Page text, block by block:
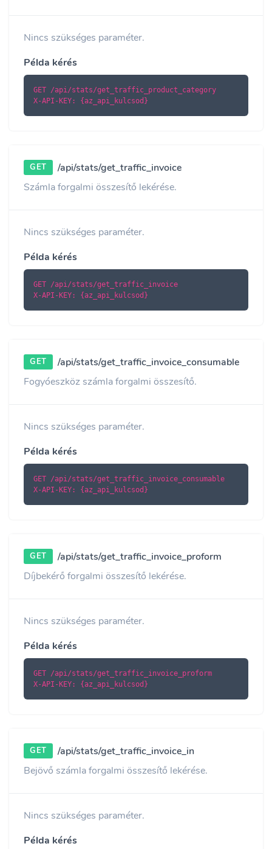
Nincs szükséges paraméter.
Példa kérés
GET /api/stats/get_traffic_product_category
X-API-KEY: {az_api_kulcsod}
GET
/api/stats/get_traffic_invoice
Számla forgalmi összesítő lekérése.
Nincs szükséges paraméter.
Példa kérés
GET /api/stats/get_traffic_invoice
X-API-KEY: {az_api_kulcsod}
GET
/api/stats/get_traffic_invoice_consumable
Fogyóeszköz számla forgalmi összesítő.
Nincs szükséges paraméter.
Példa kérés
GET /api/stats/get_traffic_invoice_consumable
X-API-KEY: {az_api_kulcsod}
GET
/api/stats/get_traffic_invoice_proform
Díjbekérő forgalmi összesítő lekérése.
Nincs szükséges paraméter.
Példa kérés
GET /api/stats/get_traffic_invoice_proform
X-API-KEY: {az_api_kulcsod}
GET
/api/stats/get_traffic_invoice_in
Bejövő számla forgalmi összesítő lekérése.
Nincs szükséges paraméter.
Példa kérés